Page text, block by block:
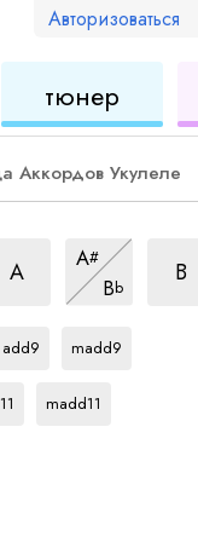
Авторизоваться
тюнер
Аккордов Укулеле
A
A#
аккорд
Bb
B
Ab
add9
madd9
madd11